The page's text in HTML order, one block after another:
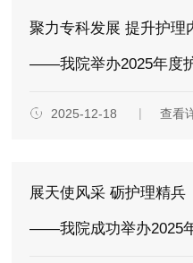
聚力专科发展 提升护理
——我院举办2025年度
2025-12-18 查看
展天使风采 砺护理精兵
——我院成功举办2025